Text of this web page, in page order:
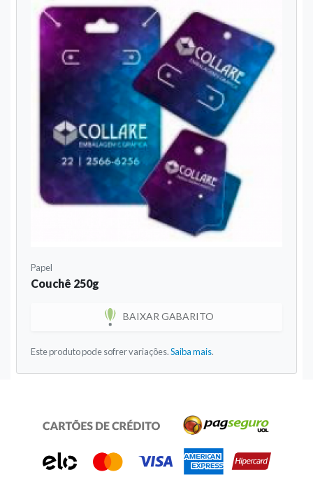
Papel
Couchê 250g
BAIXAR GABARITO
Este produto pode sofrer variações.Saiba mais.